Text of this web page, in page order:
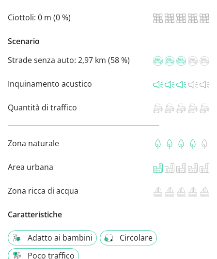
Ciottoli: 0 m (0 %)
Scenario
Strade senza auto: 2,97 km (58 %)
Inquinamento acustico
Quantità di traffico
Zona naturale
Area urbana
Zona ricca di acqua
Caratteristiche
Adatto ai bambini
Circolare
Poco traffico